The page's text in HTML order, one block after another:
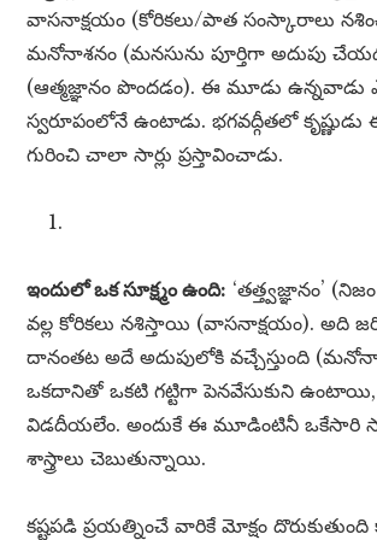
వాసనాక్షయం (కోరికలు/పాత సంస్కారాలు
మనోనాశనం (మనసును పూర్తిగా అదుపు
(ఆత్మజ్ఞానం పొందడం). ఈ మూడు ఉన్నవాడు
స్వరూపంలోనే ఉంటాడు. భగవద్గీతలో
గురించి చాలా సార్లు ప్రస్తావించాడు.
ఇందులో ఒక సూక్ష్మం ఉంది: ‘తత్త్వజ్ఞానం’
వల్ల కోరికలు నశిస్తాయి (వాసనాక్షయం). అది
దానంతట అదే అదుపులోకి వచ్చేస్తుంది
ఒకదానితో ఒకటి గట్టిగా పెనవేసుకుని
విడదీయలేం. అందుకే ఈ మూడింటినీ
శాస్త్రాలు చెబుతున్నాయి.
కష్టపడి ప్రయత్నించే వారికే మోక్షం దొరుకుతుంది